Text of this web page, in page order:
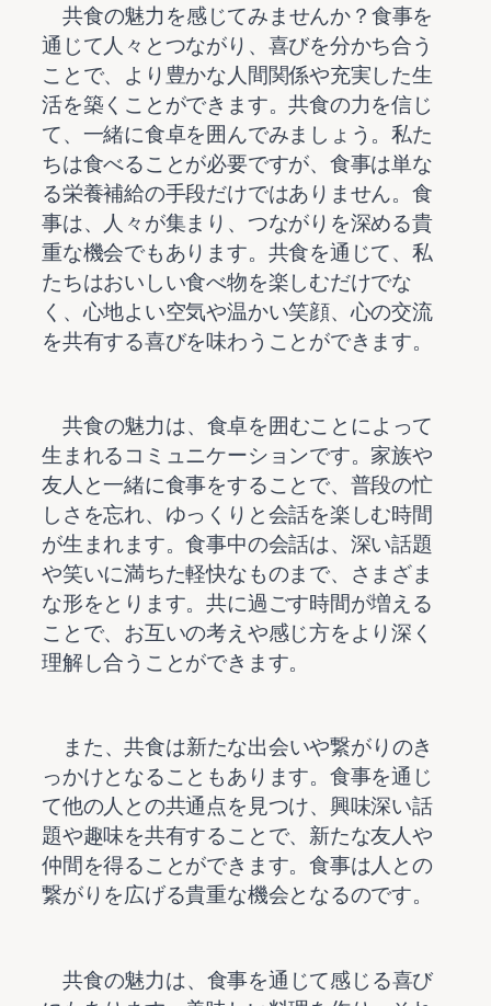
    共食の魅力を感じてみませんか？食事を
通じて人々とつながり、喜びを分かち合う
ことで、より豊かな人間関係や充実した生
活を築くことができます。共食の力を信じ
て、一緒に食卓を囲んでみましょう。私た
ちは食べることが必要ですが、食事は単な
る栄養補給の手段だけではありません。食
事は、人々が集まり、つながりを深める貴
重な機会でもあります。共食を通じて、私
たちはおいしい食べ物を楽しむだけでな
く、心地よい空気や温かい笑顔、心の交流
    共食の魅力は、食卓を囲むことによって
生まれるコミュニケーションです。家族や
友人と一緒に食事をすることで、普段の忙
しさを忘れ、ゆっくりと会話を楽しむ時間
が生まれます。食事中の会話は、深い話題
や笑いに満ちた軽快なものまで、さまざま
な形をとります。共に過ごす時間が増える
ことで、お互いの考えや感じ方をより深く
っかけとなることもあります。食事を通じ
て他の人との共通点を見つけ、興味深い話
題や趣味を共有することで、新たな友人や
仲間を得ることができます。食事は人との
    共食の魅力は、食事を通じて感じる喜び